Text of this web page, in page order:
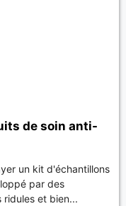
de soin anti-
un kit d'échantillons
par des
ridules et bien...